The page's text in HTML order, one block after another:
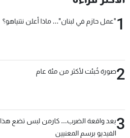
1"عمل حازم في لبنان"... ماذا أعلن نتنياهو؟
2صورة خُبئت لأكثر من مئة عام
3بعد واقعة الضرب... كارمن لبس تضع هذا
الفيديو برسم المعنيين